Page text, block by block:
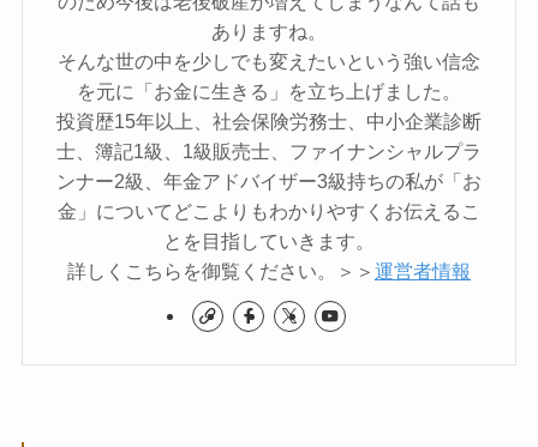
ありますね。
そんな世の中を少しでも変えたいという強い信念
を元に「お金に生きる」を立ち上げました。
投資歴15年以上、社会保険労務士、中小企業診断
士、簿記1級、1級販売士、ファイナンシャルプラ
ンナー2級、年金アドバイザー3級持ちの私が「お
金」についてどこよりもわかりやすくお伝えるこ
とを目指していきます。
詳しくこちらを御覧ください。＞＞ 運営者情報